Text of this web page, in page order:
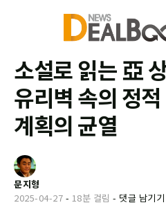
소설로 읽는 亞
유리벽 속의 정
계획의 균열
문지형
2025-04-27 - 18분 걸림 - 댓글 남기기